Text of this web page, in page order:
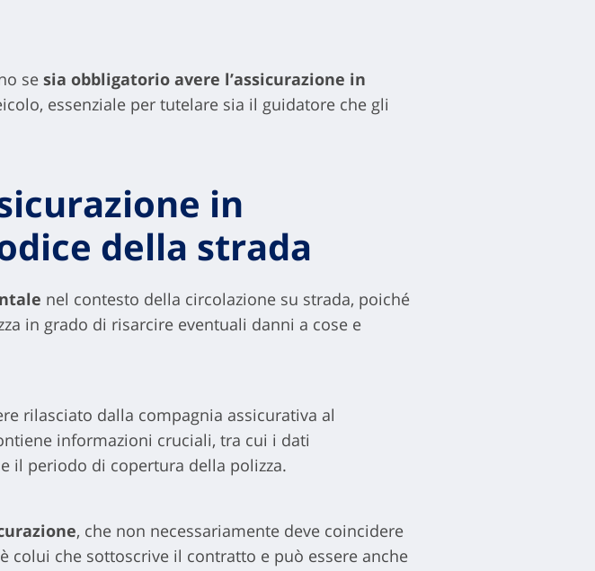
sesia obbligatorio avere l’assicurazione in
essenziale per tutelare sia il guidatore che gli
in
della strada
nel contesto della circolazione su strada, poiché
in grado di risarcire eventuali danni a cose e
rilasciato dalla compagnia assicurativa al
informazioni cruciali, tra cui i dati
il periodo di copertura della polizza.
, che non necessariamente deve coincidere
che sottoscrive il contratto e può essere anche